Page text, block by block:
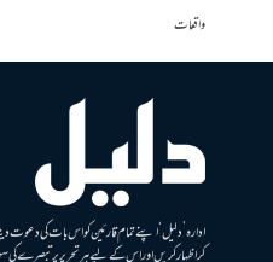
واقعات
ادارہ ’دلیل‘ اپنے تمام قارئین کو اس بات کی دعوت